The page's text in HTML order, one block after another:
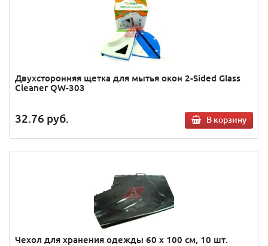
Двухсторонняя щетка для мытья окон 2-Sided Glass
Cleaner QW-303
32.76 руб. В корзину
Чехол для хранения одежды 60 х 100 см, 10 шт.